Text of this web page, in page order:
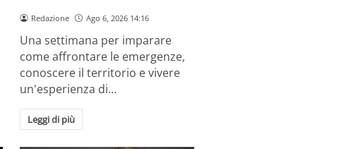
Redazione Ago 6, 2026 14:16
Una settimana per imparare
come affrontare le emergenze,
conoscere il territorio e vivere
un'esperienza di…
Leggi di più